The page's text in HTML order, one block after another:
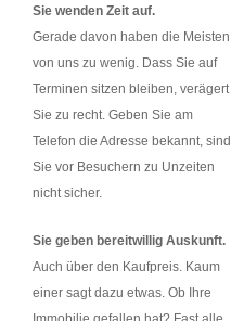
Sie wenden Zeit auf.
Gerade davon haben die Meisten
von uns zu wenig. Dass Sie auf
Terminen sitzen bleiben, verägert
Sie zu recht. Geben Sie am
Telefon die Adresse bekannt, sind
Sie vor Besuchern zu Unzeiten
nicht sicher.
Sie geben bereitwillig Auskunft.
Auch über den Kaufpreis. Kaum
einer sagt dazu etwas. Ob Ihre